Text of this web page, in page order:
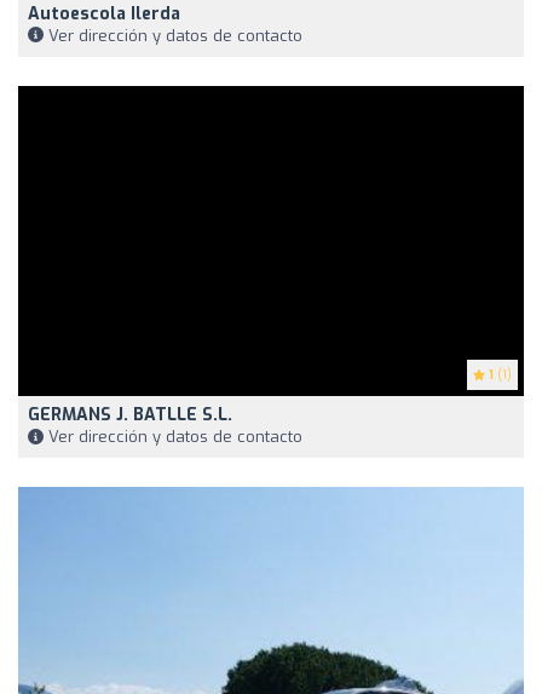
Autoescola Ilerda
Ver dirección y datos de contacto
1 (1)
GERMANS J. BATLLE S.L.
Ver dirección y datos de contacto